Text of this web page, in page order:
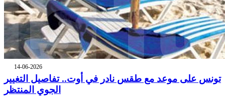
14-06-2026
تونس على موعد مع طقس نادر في أوت.. تفاصيل التغيير
الجوي المنتظر